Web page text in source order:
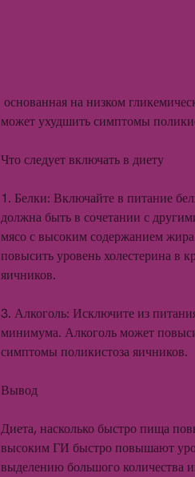
может ухудшить симптомы
Что следует включать в диету
1. Белки: Включайте в питание
должна быть в сочетании с
мясо с высоким содержанием
повысить уровень холестерина в
яичников.
3. Алкоголь: Исключите из
минимума. Алкоголь может
симптомы поликистоза яичников.
Вывод
Диета, насколько быстро пища
высоким ГИ быстро повышают
выделению большого количества